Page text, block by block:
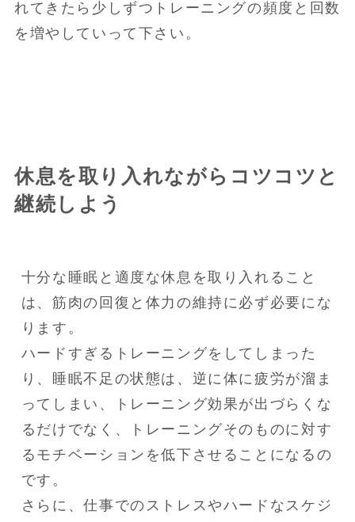
れてきたら少しずつトレーニングの頻度と回数
を増やしていって下さい。
休息を取り入れながらコツコツと
継続しよう
十分な睡眠と適度な休息を取り入れること
は、筋肉の回復と体力の維持に必ず必要にな
ります。
ハードすぎるトレーニングをしてしまった
り、睡眠不足の状態は、逆に体に疲労が溜ま
ってしまい、トレーニング効果が出づらくな
るだけでなく、トレーニングそのものに対す
るモチベーションを低下させることになるの
です。
さらに、仕事でのストレスやハードなスケジ